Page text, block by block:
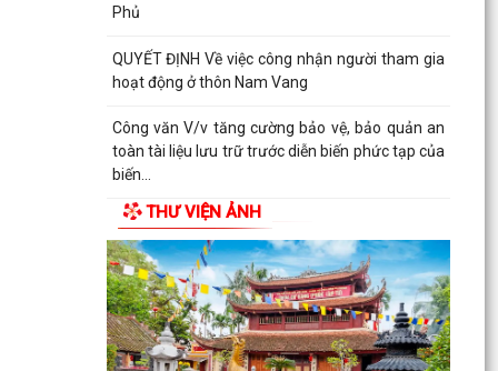
Phủ
QUYẾT ĐỊNH Về việc công nhận người tham gia
hoạt động ở thôn Nam Vang
Công văn V/v tăng cường bảo vệ, bảo quản an
toàn tài liệu lưu trữ trước diễn biến phức tạp của
biến...
KẾ HOẠCH Tăng cường thực thi hiệu quả Công
ước về quyền của người khuyết tật và các
khuyến nghị phù...
QUYẾT ĐỊNH Cho thôi giữ chức danh Chủ tịch
Hội Người cao tuổi xã Hà Bắc nhiệm kỳ 2026 -
2031
THƯ VIỆN ẢNH